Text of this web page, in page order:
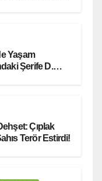
Yaşam
Şerife D.
Çıplak
Terör Estirdi!